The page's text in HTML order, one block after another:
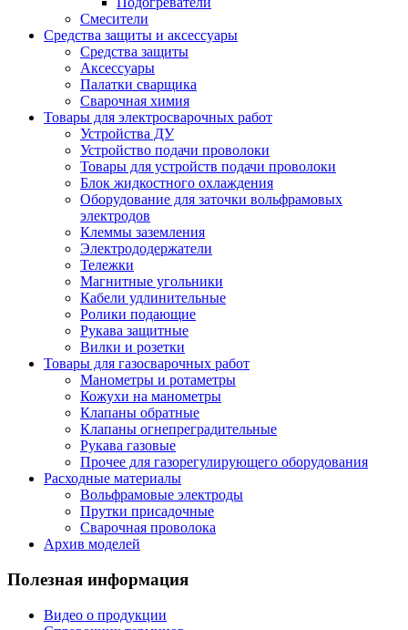
Смесители
Средства защиты и аксессуары
Средства защиты
Аксессуары
Палатки сварщика
Сварочная химия
Товары для электросварочных работ
Устройства ДУ
Устройство подачи проволоки
Товары для устройств подачи проволоки
Блок жидкостного охлаждения
Оборудование для заточки вольфрамовых
электродов
Клеммы заземления
Электрододержатели
Тележки
Магнитные угольники
Кабели удлинительные
Ролики подающие
Рукава защитные
Вилки и розетки
Товары для газосварочных работ
Манометры и ротаметры
Кожухи на манометры
Клапаны обратные
Клапаны огнепреградительные
Рукава газовые
Прочее для газорегулирующего оборудования
Расходные материалы
Вольфрамовые электроды
Прутки присадочные
Сварочная проволока
Архив моделей
Полезная информация
Видео о продукции